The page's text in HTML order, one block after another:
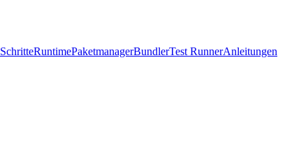
RuntimePaketmanagerBundlerTest RunnerAnleitungen